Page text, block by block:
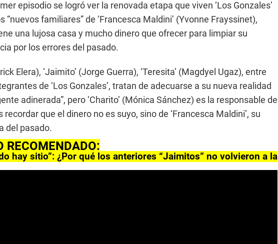
episodio se logró ver la renovada etapa que viven ‘Los Gonzales’
“nuevos familiares” de ‘Francesca Maldini’ (Yvonne Frayssinet),
una lujosa casa y mucho dinero que ofrecer para limpiar su
por los errores del pasado.
Elera), ‘Jaimito’ (Jorge Guerra), ‘Teresita’ (Magdyel Ugaz), entre
de ‘Los Gonzales’, tratan de adecuarse a su nueva realidad
adinerada”, pero ‘Charito’ (Mónica Sánchez) es la responsable de
recordar que el dinero no es suyo, sino de ‘Francesca Maldini’, su
del pasado.
RECOMENDADO:
hay sitio”: ¿Por qué los anteriores “Jaimitos” no volvieron a la